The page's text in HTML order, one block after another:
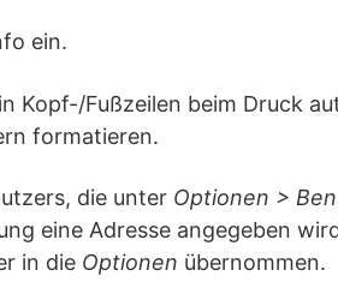
ein.
Kopf-/Fußzeilen beim Druck
formatieren.
die unter Optionen >
eine Adresse angegeben
in die Optionen übernommen.